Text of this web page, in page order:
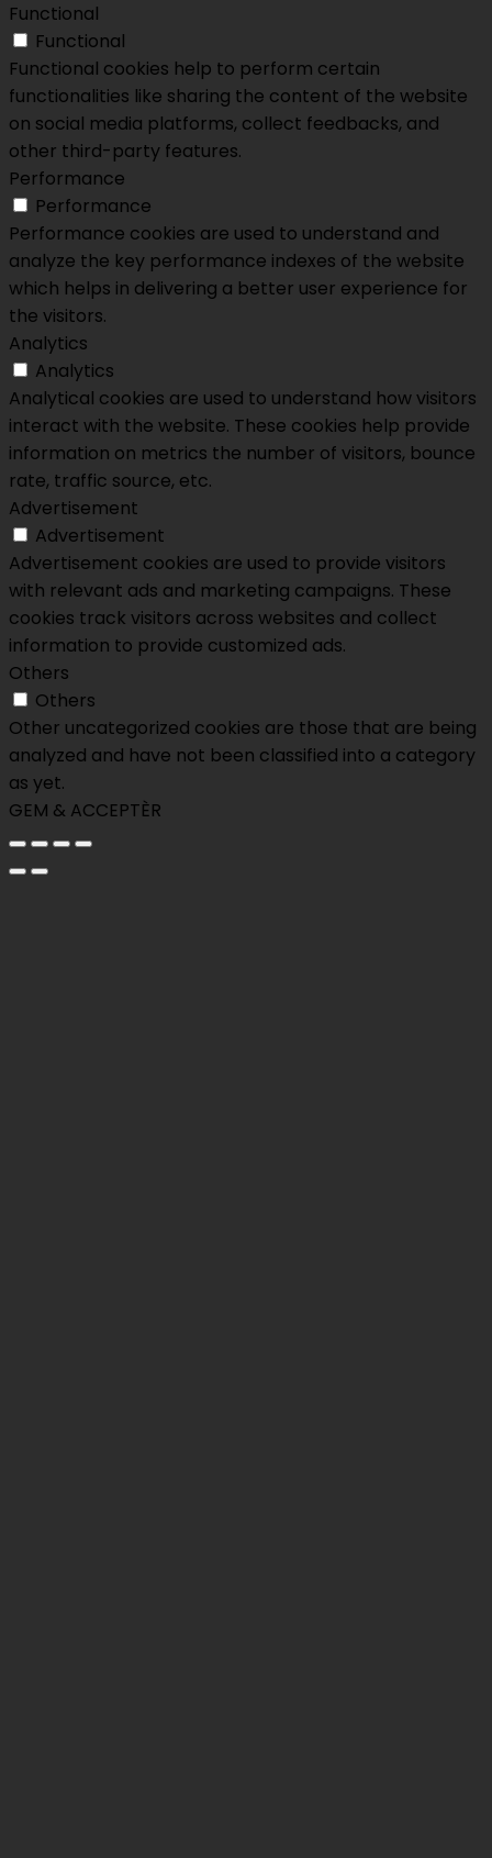
Functional
Functional
Functional cookies help to perform certain
functionalities like sharing the content of the website
on social media platforms, collect feedbacks, and
other third-party features.
Performance
Performance
Performance cookies are used to understand and
analyze the key performance indexes of the website
which helps in delivering a better user experience for
the visitors.
Analytics
Analytics
Analytical cookies are used to understand how visitors
interact with the website. These cookies help provide
information on metrics the number of visitors, bounce
rate, traffic source, etc.
Advertisement
Advertisement
Advertisement cookies are used to provide visitors
with relevant ads and marketing campaigns. These
cookies track visitors across websites and collect
information to provide customized ads.
Others
Others
Other uncategorized cookies are those that are being
analyzed and have not been classified into a category
as yet.
GEM & ACCEPTÈR